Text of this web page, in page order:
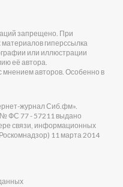
запрещено. При
гиперссылка
или иллюстрации
её автора.
мнением авторов. Особенно в
журнал Сиб.фм».
ФС 77 - 57211 выдано
связи, информационных
11 марта 2014